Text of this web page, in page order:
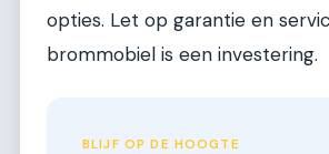
opties. Let op garantie en
brommobiel is een investering.
BLIJF OP DE HOOGTE